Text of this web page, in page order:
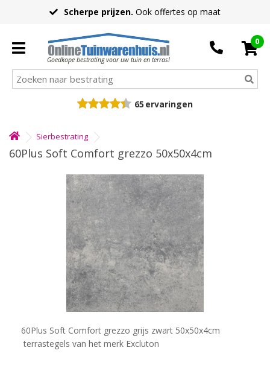
Scherpe prijzen. Ook offertes op maat
Goedkope bestrating voor uw tuin en terras!
0
65 ervaringen
Sierbestrating
60Plus Soft Comfort grezzo 50x50x4cm
60Plus Soft Comfort grezzo grijs zwart 50x50x4cm​
terrastegels van het merk Excluton